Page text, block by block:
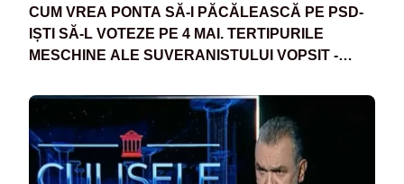
CUM VREA PONTA SĂ-I PĂCĂLEASCĂ PE PSD-
IȘTI SĂ-L VOTEZE PE 4 MAI. TERTIPURILE
MESCHINE ALE SUVERANISTULUI VOPSIT -